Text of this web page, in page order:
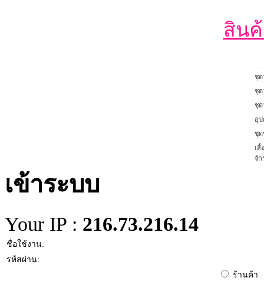
สิน
ชุด
ชุด
ชุด
อุ
ชุด
เสื้
จัก
เข้าระบบ
Your IP : 216.73.216.14
ชื่อใช้งาน:
รห้สผ่าน:
ร้านค้